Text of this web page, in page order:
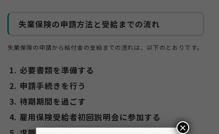
失業保険の申請方法と受給までの流れ
失業保険の申請から給付金の支給までの流れは、以下のとおりです。
必要書類を準備する
申請手続きを行う
待期期間を過ごす
雇用保険受給者初回説明会に参加する
×